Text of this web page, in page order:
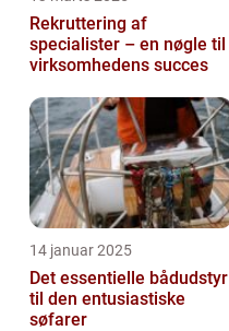
Rekruttering af
specialister – en nøgle til
virksomhedens succes
14 januar 2025
Det essentielle bådudstyr
til den entusiastiske
søfarer